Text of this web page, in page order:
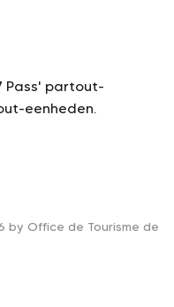
Pass' partout-
eenheden.
by Office de Tourisme de